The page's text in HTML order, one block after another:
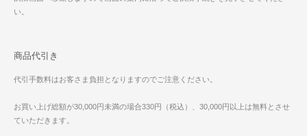
い。
商品代引き
代引手数料はお客さま負担となりますのでご注意ください。
お買い上げ総額が30,000円未満の場合330円（税込）、30,000円以上は無料とさせ
ていただきます。